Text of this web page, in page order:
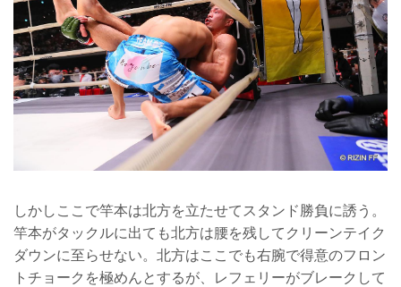
しかしここで竿本は北方を立たせてスタンド勝負に誘う。
竿本がタックルに出ても北方は腰を残してクリーンテイク
ダウンに至らせない。北方はここでも右腕で得意のフロン
トチョークを極めんとするが、レフェリーがブレークして